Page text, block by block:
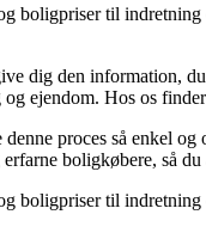
til
den information,
ejendom. Hos os
proces så enkel
boligkøbere, så
til